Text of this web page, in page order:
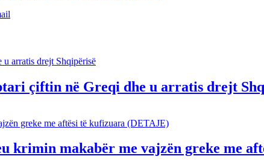
çiftin në Greqi dhe u arratis drejt
krimin makabër me vajzën greke me